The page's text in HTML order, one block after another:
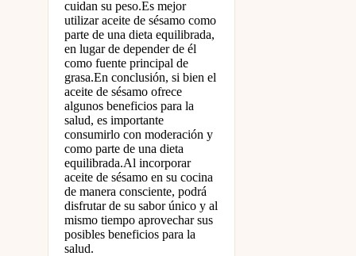
cuidan su peso.Es mejor
utilizar aceite de sésamo como
parte de una dieta equilibrada,
en lugar de depender de él
como fuente principal de
grasa.En conclusión, si bien el
aceite de sésamo ofrece
algunos beneficios para la
salud, es importante
consumirlo con moderación y
como parte de una dieta
equilibrada.Al incorporar
aceite de sésamo en su cocina
de manera consciente, podrá
disfrutar de su sabor único y al
mismo tiempo aprovechar sus
posibles beneficios para la
salud.